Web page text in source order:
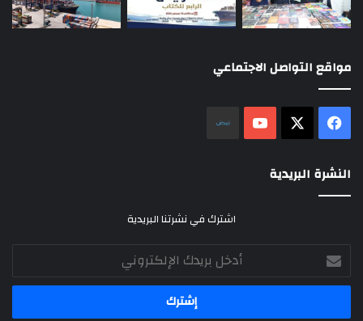
مواقع التواصل الاجتماعي
فيسبوك ‫YouTube
النشرة البريدية
اشترك في نشرتنا البريدية
أدخل
بريدك
الإلكتروني